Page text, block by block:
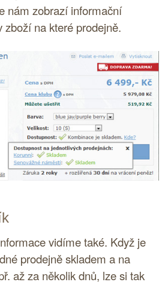
nám zobrazí informační
zboží na které prodejně.
vidíme také. Když je
prodejně skladem a na
až za několik dnů, lze si tak